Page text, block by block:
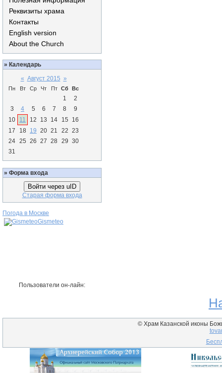
Реквизиты храма
Контакты
English version
About the Church
» Календарь
« Август 2015 »
Пн Вт Ср Чт Пт Сб Вс
1
2
3
4 5 6 7 8
9
10
11 12 13 14 15
16
17
18 19 20 21 22 23
24 25 26 27 28 29 30
31
» Форма входа
Войти через uID
Старая форма входа
Погода в Москве
Gismeteo
Пользователи он-лайн:
© Храм Казанской иконы